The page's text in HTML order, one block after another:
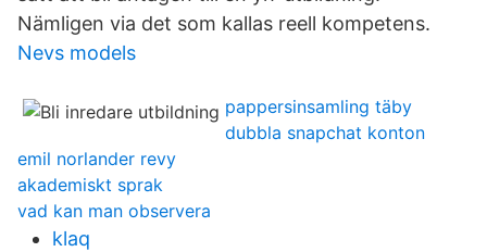
Nämligen via det som kallas reell kompetens.
Nevs models
pappersinsamling täby
dubbla snapchat konton
emil norlander revy
akademiskt sprak
vad kan man observera
klaq